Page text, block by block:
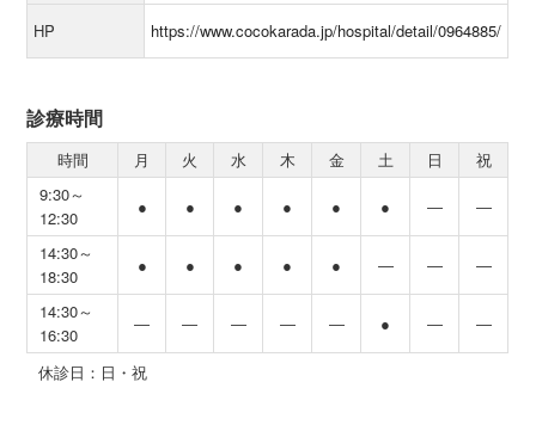
HP https://www.cocokarada.jp/hospital/detail/0964885/
診療時間
時間 月 火 水 木 金 土 日
祝
9:30～
12:30
● ● ● ● ● ● ― ―
14:30～
18:30
● ● ● ● ● ― ― ―
14:30～
16:30
― ― ― ― ― ● ― ―
休診日：日・祝